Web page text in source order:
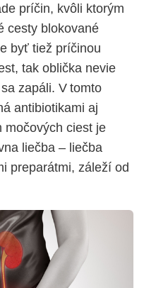
príčin, kvôli ktorým
cesty blokované
byť tiež príčinou
tak oblička nevie
zapáli. V tomto
antibiotikami aj
močových ciest je
liečba – liečba
preparátmi, záleží od